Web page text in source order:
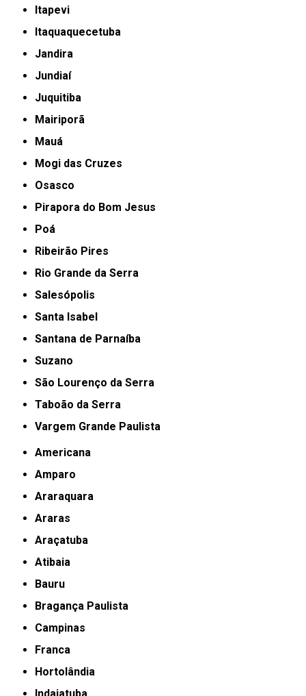
Itapevi
Itaquaquecetuba
Jandira
Jundiaí
Juquitiba
Mairiporã
Mauá
Mogi das Cruzes
Osasco
Pirapora do Bom Jesus
Poá
Ribeirão Pires
Rio Grande da Serra
Salesópolis
Santa Isabel
Santana de Parnaíba
Suzano
São Lourenço da Serra
Taboão da Serra
Vargem Grande Paulista
Americana
Amparo
Araraquara
Araras
Araçatuba
Atibaia
Bauru
Bragança Paulista
Campinas
Franca
Hortolândia
Indaiatuba